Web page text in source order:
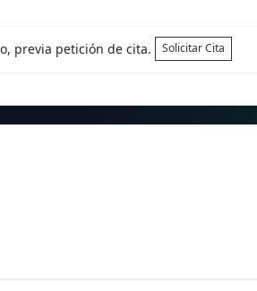
previa petición de cita. Solicitar Cita